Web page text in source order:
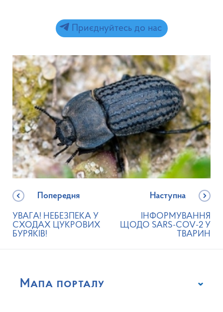
Приєднуйтесь до нас
Попередня
УВАГА! НЕБЕЗПЕКА У
СХОДАХ ЦУКРОВИХ
БУРЯКІВ!
Наступна
ІНФОРМУВАННЯ
ЩОДО SARS-COV-2 У
ТВАРИН
Мапа порталу